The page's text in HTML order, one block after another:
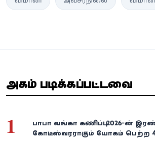
அதிகம் படிக்கப்பட்டவை
1
பாபா வங்கா கணிப்பு: 2026-ன்
கோடீஸ்வரராகும் யோகம் பெற்ற